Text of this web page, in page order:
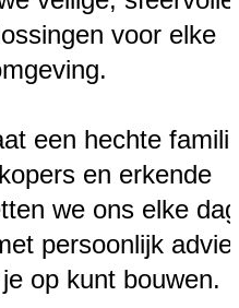
voor elke
een hechte
en erkende
we ons elke dag
persoonlijk
op kunt bouwen.